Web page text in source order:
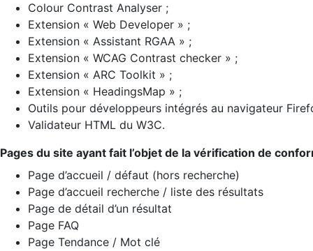
Colour Contrast Analyser ;
Extension « Web Developer » ;
Extension « Assistant RGAA » ;
Extension « WCAG Contrast checker » ;
Extension « ARC Toolkit » ;
Extension « HeadingsMap » ;
Outils pour développeurs intégrés au navigateur
Validateur HTML du W3C.
Pages du site ayant fait l’objet de la vérification de
Page d’accueil / défaut (hors recherche)
Page d’accueil recherche / liste des résultats
Page de détail d’un résultat
Page FAQ
Page Tendance / Mot clé